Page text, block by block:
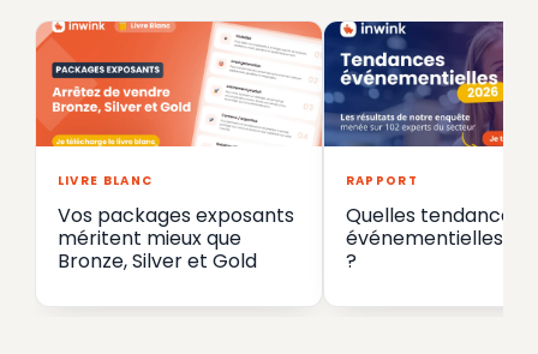
LIVRE BLANC
Vos packages exposants
méritent mieux que
Bronze, Silver et Gold
RAPPORT
Quelles tendances
événementielles en
?